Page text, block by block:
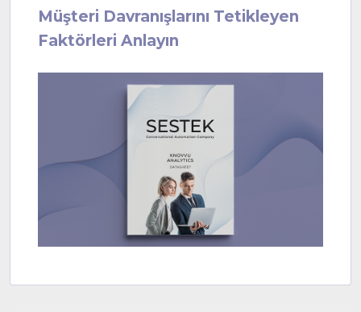
Müşteri Davranışlarını Tetikleyen
Faktörleri Anlayın